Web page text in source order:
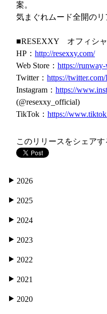
案。
気まぐれムード全開のリ
■RESEXXY オフィシャ
HP： http://resexxy.com/
Web Store： https://
Twitter： https://
Instagram： https://
(@resexxy_official)
TikTok： https://
このリリースをシェアす
2026
2025
2024
2023
2022
2021
2020